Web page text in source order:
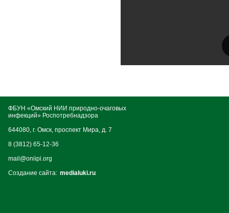
ФБУН «Омский НИИ природно-очаговых
инфекций» Роспотребнадзора
644080, г. Омск, проспект Мира, д. 7
8 (3812) 65-12-36
mail@oniipi.org
Создание сайта: medialuki.ru